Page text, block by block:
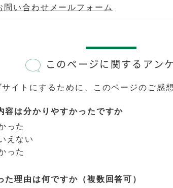
問い合わせメールフォーム
このページに関するアン
イトにするために、このページのご感
容は分かりやすかったですか
った
えない
った
た理由は何ですか（複数回答可）